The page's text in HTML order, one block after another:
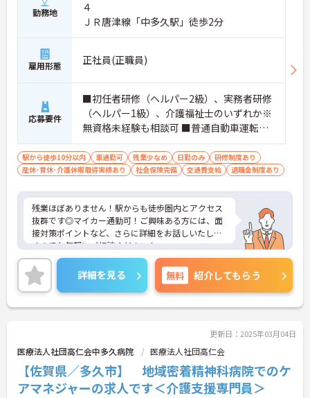
勤務地
４
ＪＲ唐津線「中多久駅」徒歩2分
雇用形態 正社員(正職員)
応募要件
■初任者研修（ヘルパー2級）、実務者研修
（ヘルパー1級）、介護福祉士のいずれか※
無資格未経験も相談可 ■普通自動車運転免
許（通勤用）
駅から徒歩10分以内 車通勤可 残業少なめ 日勤のみ
研修制度あり
産休･育休･介護休暇取得実績あり
社会保険完備 交通費支給 退職金制度あり
残業ほぼありません！駅からも徒歩圏内とアクセス
抜群です◎マイカー通勤可！ご興味ある方には、面
接対策ポイントなど、さらに詳細をお話しいたしま
すのでお気軽にご相談ください！
詳細を見る 無料 紹介してもらう
更新日：2025年03月04日
医療法人社団高仁会中多久病院 医療法人社団高仁会
【佐賀県／多久市】 地域密着精神科病院でのケ
アマネジャーの求人です＜介護支援専門員＞